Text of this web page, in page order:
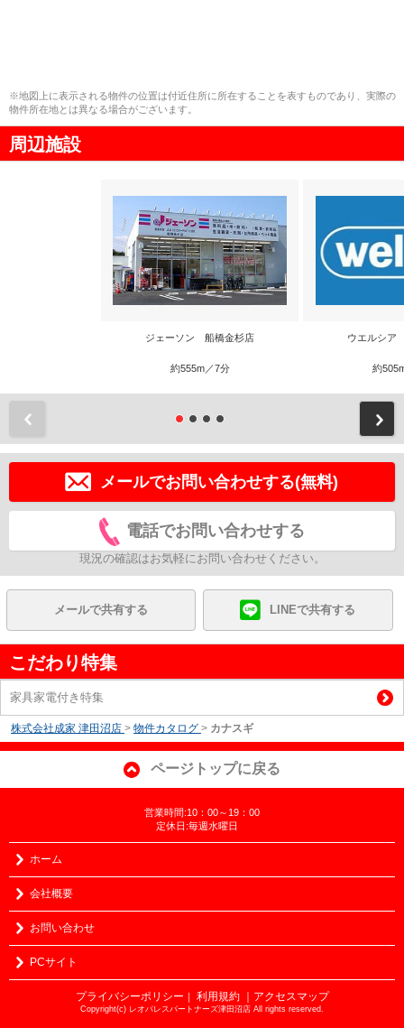
※地図上に表示される物件の位置は付近住所に所在することを表すものであり、実際の
物件所在地とは異なる場合がございます。
周辺施設
ジェーソン 船橋金杉店
約555m／7分
ウエルシア
約
メールでお問い合わせする(無料)
電話でお問い合わせする
現況の確認はお気軽にお問い合わせください。
メールで共有する LINEで共有する
こだわり特集
家具家電付き特集
株式会社成家 津田沼店 > 物件カタログ > カナスギ
ページトップに戻る
営業時間:10：00～19：00
定休日:毎週水曜日
ホーム
会社概要
お問い合わせ
PCサイト
プライバシーポリシー 利用規約 ｜アクセスマップ
Copyright(c) レオパレスパートナーズ津田沼店 All rights reserved.